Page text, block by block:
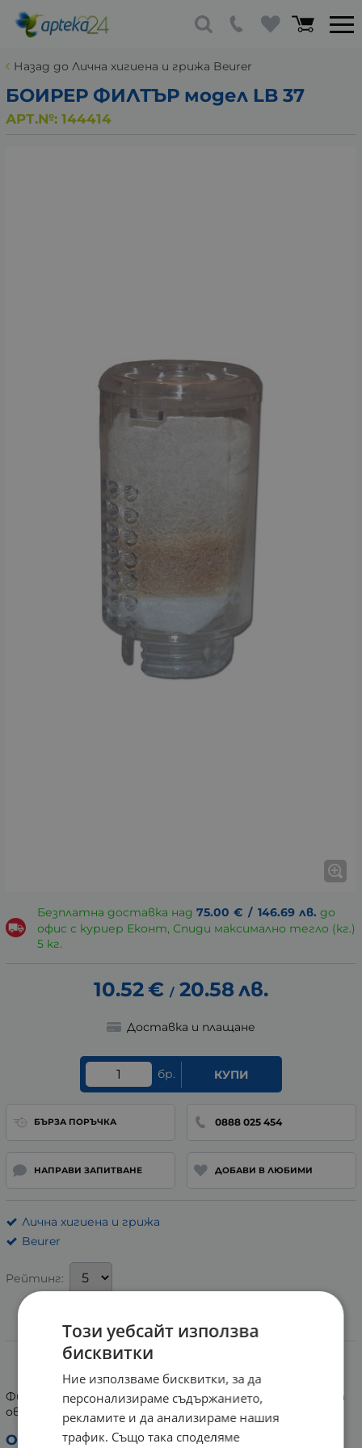
Назад до Лична хигиена и грижа Beurer
БОИРЕР ФИЛТЪР модел LB 37
АРТ.№: 144414
Безплатна доставка над 75.00 € / 146.69 лв. до
офис с куриер Еконт, Спиди максимално тегло (кг.)
5 кг.
10.52€ / 20.58лв.
Доставка и плащане
бр. КУПИ
БЪРЗА ПОРЪЧКА 0888 025 454
НАПРАВИ ЗАПИТВАНЕ ДОБАВИ В ЛЮБИМИ
Лична хигиена и грижа
Beurer
Рейтинг:
Информация
БОИРЕР ФИЛТЪР LB 37
Филтър против натрупване на варовик. Подходящ за
овлажнителя за въздух Beurer LB 37.
Опаковка:
Този уебсайт използва
бисквитки
Ние използваме бисквитки, за да
персонализираме съдържанието,
рекламите и да анализираме нашия
трафик. Също така споделяме